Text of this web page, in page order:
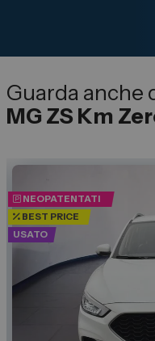
Guarda anche
MG ZS Km
NEOPATENTATI
BEST PRICE
USATO